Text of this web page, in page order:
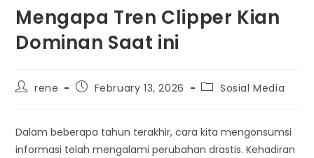
Mengapa Tren Clipper Kian
Dominan Saat ini
Postrene
PostFebruary 13, 2026
PostSosial Media
Dalam beberapa tahun terakhir, cara kita mengonsumsi
informasi telah mengalami perubahan drastis. Kehadiran